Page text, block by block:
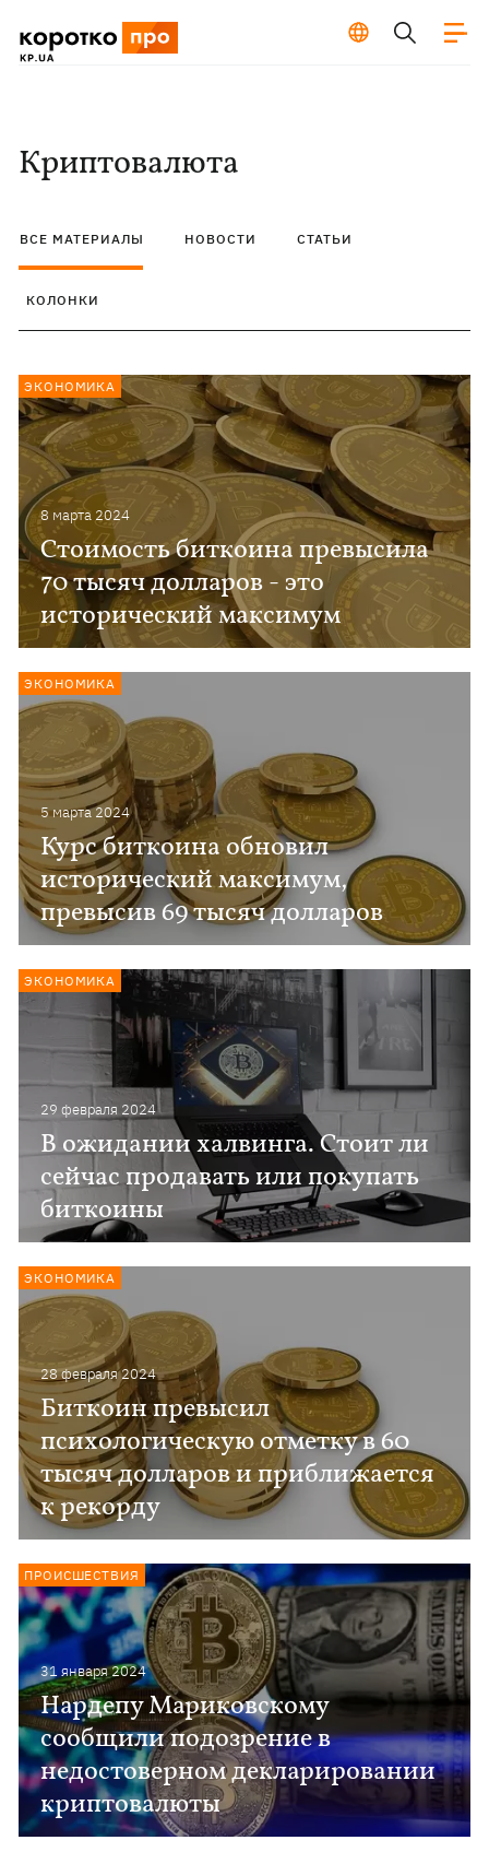
Криптовалюта
ВСЕ МАТЕРИАЛЫ НОВОСТИ СТАТЬИ
КОЛОНКИ
8 марта 2024
Стоимость биткоина превысила
70 тысяч долларов - это
исторический максимум
ЭКОНОМИКА
5 марта 2024
Курс биткоина обновил
исторический максимум,
превысив 69 тысяч долларов
ЭКОНОМИКА
29 февраля 2024
В ожидании халвинга. Стоит ли
сейчас продавать или покупать
биткоины
ЭКОНОМИКА
28 февраля 2024
Биткоин превысил
психологическую отметку в 60
тысяч долларов и приближается
к рекорду
ЭКОНОМИКА
31 января 2024
Нардепу Мариковскому
сообщили подозрение в
недостоверном декларировании
криптовалюты
ПРОИСШЕСТВИЯ